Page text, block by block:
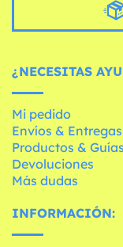
¿NECESITAS
Mi pedido
Envíos & Entregas
Productos &
Devoluciones
Más dudas
INFORMACIÓN: